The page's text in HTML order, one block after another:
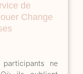
de
Change
ne